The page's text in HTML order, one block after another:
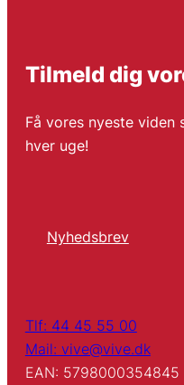
Tilmeld dig
Få vores nyeste
hver uge!
Nyhedsbrev
Tlf: 44 45 55 00
Mail: vive@vive.dk
EAN: 5798000354845